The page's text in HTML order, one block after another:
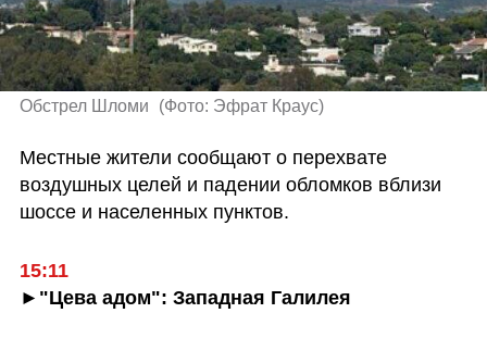
Обстрел Шломи (Фото: Эфрат Краус)
Местные жители сообщают о перехвате
воздушных целей и падении обломков вблизи
шоссе и населенных пунктов.
15:11
►"Цева адом": Западная Галилея